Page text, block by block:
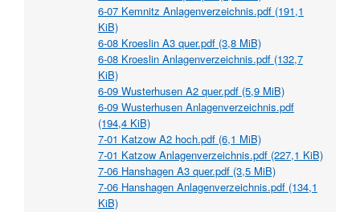
6-07 Kemnitz Anlagenverzeichnis.pdf (191,1
KiB)
6-08 Kroeslin A3 quer.pdf (3,8 MiB)
6-08 Kroeslin Anlagenverzeichnis.pdf (132,7
KiB)
6-09 Wusterhusen A2 quer.pdf (5,9 MiB)
6-09 Wusterhusen Anlagenverzeichnis.pdf
(194,4 KiB)
7-01 Katzow A2 hoch.pdf (6,1 MiB)
7-01 Katzow Anlagenverzeichnis.pdf (227,1 KiB)
7-06 Hanshagen A3 quer.pdf (3,5 MiB)
7-06 Hanshagen Anlagenverzeichnis.pdf (134,1
KiB)